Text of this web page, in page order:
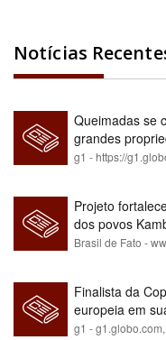
Notícias
Queimadas se
grandes
relatório
g1 - https://
Projeto
dos povos
Brasil de Fato -
Finalista da
europeia em
para maioria
g1 - g1.globo.com,